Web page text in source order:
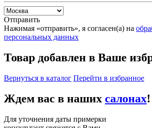
Отправить
Нажимая «отправить», я согласен(а) на
персональных данных
Товар добавлен в Ваше
Вернуться в каталог Перейти в избранное
Ждем вас в наших салонах!
Для уточнения даты примерки